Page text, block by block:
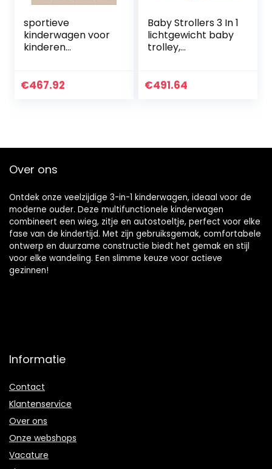
sportieve
kinderwagen voor
kinderen
opvouwbare
€467.92
Baby Strollers 3 In 1
lichtgewicht baby
trolley,
luxe baby
€491.64
Over ons
Ontdek onze veelzijdige 3-in-1 kinderwagen, ideaal voor de
moderne ouder. Deze multifunctionele kinderwagen
combineert een wieg, zitje en autostoeltje, perfect voor elke
fase van de kindertijd. Met zijn gebruiksgemak, comfortabele
ontwerp en duurzame constructie biedt het gemak en stijl
voor elke wandeling. Een slimme keuze voor actieve
gezinnen!
Informatie
Contact
Klantenservice
Over ons
Onze webshops
Vacature